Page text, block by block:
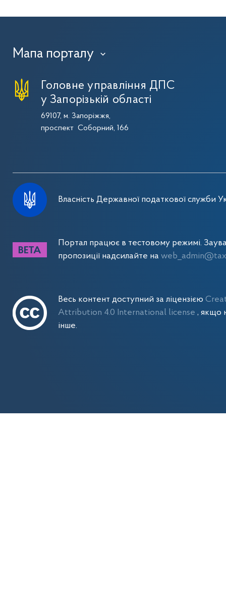
Мапа порталу ›
Головне управління ДПС
у Запорізькій області
69107, м. Запоріжжя,
проспект Соборний, 166
Власність Державної податкової служби
Портал працює в тестовому режимі.
пропозиції надсилайте на
Весь контент доступний за ліцензією
Attribution 4.0 International license , якщо
інше.